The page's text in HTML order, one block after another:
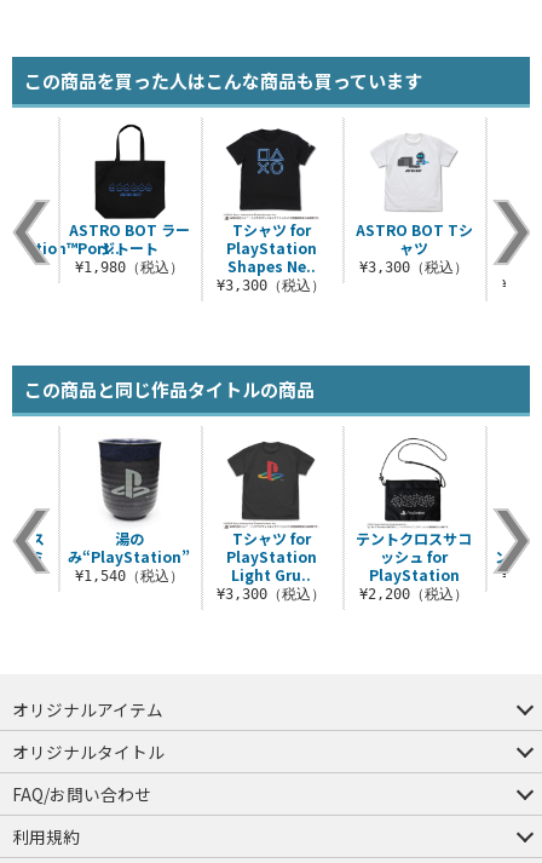
この商品を買った人はこんな商品も買っています
Tシャツ for
PlayStation
Shapes Ne..
¥3,300（税込）
ASTRO BOT Tシ
ャツ
¥3,300（税込）
T
for
込）
ASTRO BOT ラー
ジトート
¥1,980（税込）
この商品と同じ作品タイトルの商品
Tシャツ for
PlayStation
Light Gru..
¥3,300（税込）
テントクロスサコ
ッシュ for
PlayStation
¥2,200（税込）
ン
イス
ァミ
湯の
み“PlayStation”
¥1,540（税込）
オリジナルアイテム
つままれ
つかまれ
ピョコッテ
オリジナルタイトル
アイテムヤ
ミスカトニック大學購買部
FAQ/お問い合わせ
FAQ
お問い合わせ
利用規約